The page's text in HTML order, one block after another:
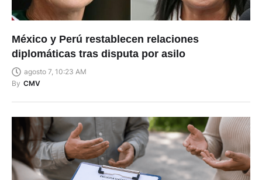
México y Perú restablecen relaciones
diplomáticas tras disputa por asilo
agosto 7, 10:23 AM
By CMV